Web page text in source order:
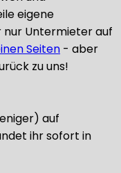
eigene
Untermieter auf
Seiten - aber
zu uns!
auf
ihr sofort in